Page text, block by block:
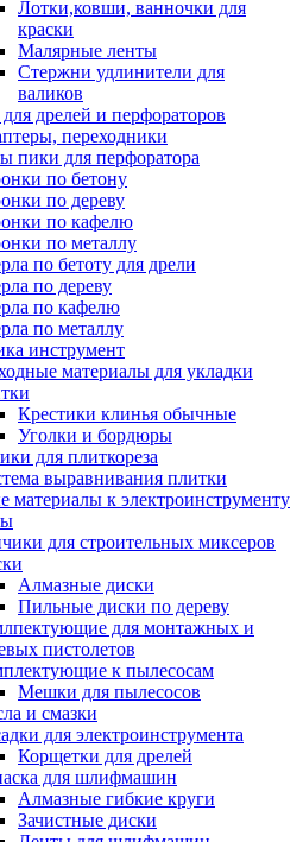
Лотки,ковши, ванночки для
краски
Малярные ленты
Стержни удлинители для
валиков
дрелей и перфораторов
переходники
пики для перфоратора
по бетону
по дереву
по кафелю
по металлу
по бетоту для дрели
по дереву
по кафелю
по металлу
инструмент
материалы для укладки
Крестики клинья обычные
Уголки и бордюры
для плиткореза
выравнивания плитки
материалы к электроинструменту
для строительных миксеров
Алмазные диски
Пильные диски по дереву
для монтажных и
пистолетов
к пылесосам
Мешки для пылесосов
и смазки
для электроинструмента
Корщетки для дрелей
для шлифмашин
Алмазные гибкие круги
Зачистные диски